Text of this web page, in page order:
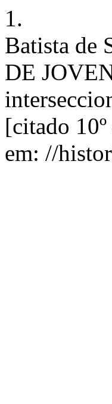
1.
Batista de
DE
[citado
em: //